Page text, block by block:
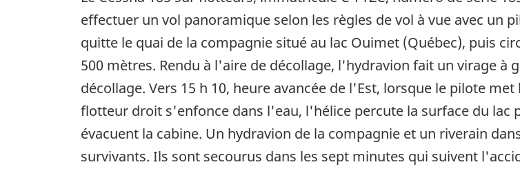
effectuer un vol panoramique selon les règles de vol à vue avec un
quitte le quai de la compagnie situé au lac Ouimet (Québec), puis
500 mètres. Rendu à l'aire de décollage, l'hydravion fait un virage à
décollage. Vers 15 h 10, heure avancée de l'Est, lorsque le pilote
flotteur droit s'enfonce dans l'eau, l'hélice percute la surface du lac
évacuent la cabine. Un hydravion de la compagnie et un riverain
survivants. Ils sont secourus dans les sept minutes qui suivent